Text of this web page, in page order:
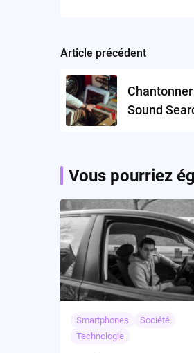
Post
navigation
Article précédent
Sound
Vous pourriez
Smartphones
Société
Technologie